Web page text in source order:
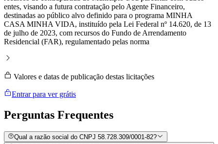
entes, visando a futura contratação pelo Agente Financeiro,
destinadas ao público alvo definido para o programa MINHA
CASA MINHA VIDA, instituído pela Lei Federal nº 14.620, de 13
de julho de 2023, com recursos do Fundo de Arrendamento
Residencial (FAR), regulamentado pelas norma
Valores e datas de publicação destas licitações
Entrar para ver grátis
Perguntas Frequentes
Qual a razão social do CNPJ 58.728.309/0001-82?